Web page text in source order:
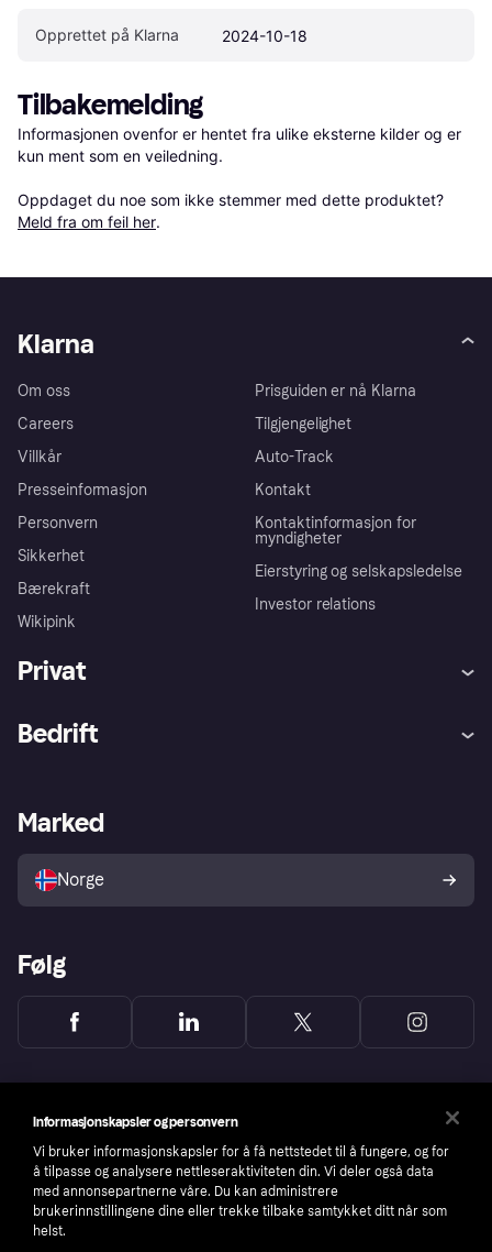
Opprettet på Klarna 2024-10-18
Tilbakemelding
Informasjonen ovenfor er hentet fra ulike eksterne kilder og er
kun ment som en veiledning.
Oppdaget du noe som ikke stemmer med dette produktet?
Meld fra om feil her.
Klarna
Om oss
Careers
Villkår
Presseinformasjon
Personvern
Sikkerhet
Bærekraft
Wikipink
Prisguiden er nå Klarna
Tilgjengelighet
Auto-Track
Kontakt
Kontaktinformasjon for
myndigheter
Eierstyring og selskapsledelse
Investor relations
Privat
Utforsk butikker
Bedrift
Merchant portal
Marked
Norge
Følg
Informasjonskapsler og personvern
Vi bruker informasjonskapsler for å få nettstedet til å fungere, og for
å tilpasse og analysere nettleseraktiviteten din. Vi deler også data
med annonsepartnerne våre. Du kan administrere
brukerinnstillingene dine eller trekke tilbake samtykket ditt når som
helst.